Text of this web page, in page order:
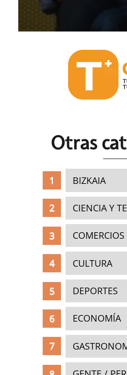
Otras c
BIZKAIA
CIENCIA Y
COMERCIOS
CULTURA
DEPORTES
ECONOMÍA